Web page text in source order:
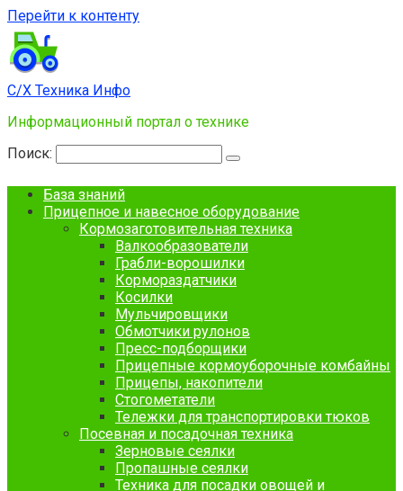
Перейти к контенту
С/Х Техника Инфо
Информационный портал о технике
Поиск:
База знаний
Прицепное и навесное оборудование
Кормозаготовительная техника
Валкообразователи
Грабли-ворошилки
Кормораздатчики
Косилки
Мульчировщики
Обмотчики рулонов
Пресс-подборщики
Прицепные кормоуборочные комбайны
Прицепы, накопители
Стогометатели
Тележки для транспортировки тюков
Посевная и посадочная техника
Зерновые сеялки
Пропашные сеялки
Техника для посадки овощей и